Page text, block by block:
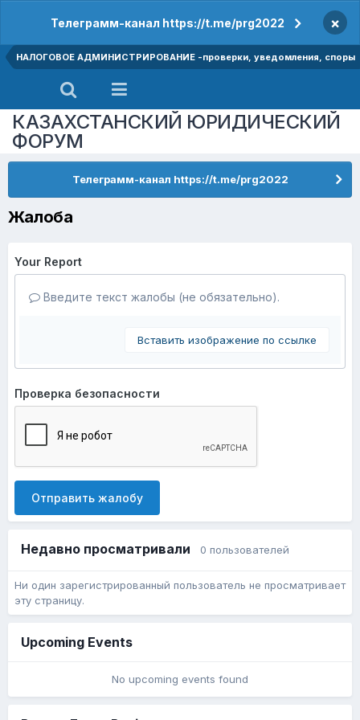
Телеграмм-канал https://t.me/prg2022 ×
НАЛОГОВОЕ АДМИНИСТРИРОВАНИЕ -проверки, уведомления, споры
КАЗАХСТАНСКИЙ ЮРИДИЧЕСКИЙ
ФОРУМ
Телеграмм-канал https://t.me/prg2022
Жалоба
Your Report
Введите текст жалобы (не обязательно).
Вставить изображение по ссылке
Проверка безопасности
Отправить жалобу
Недавно просматривали 0 пользователей
Ни один зарегистрированный пользователь не просматривает
эту страницу.
Upcoming Events
No upcoming events found